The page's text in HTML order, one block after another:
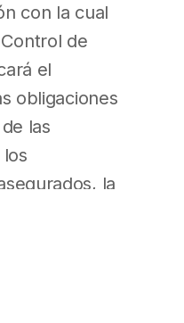
con la cual
de
el
obligaciones
las
la